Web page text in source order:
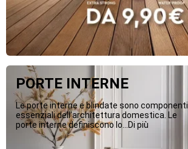
PORTE INTERNE
Le porte interne e blindate sono componenti
essenziali dell’architettura domestica. Le
porte interne definiscono lo...Di più